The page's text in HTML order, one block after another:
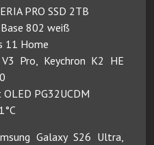
PRO SSD 2TB
802 weiß
11 Home
Pro, Keychron K2 HE
OLED PG32UCDM
Galaxy S26 Ultra,